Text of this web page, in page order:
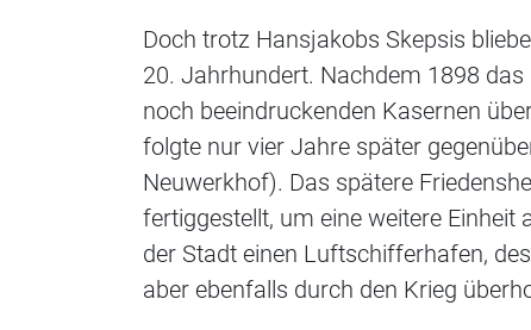
Doch trotz Hansjakobs Skepsis
20. Jahrhundert. Nachdem 1898
noch beeindruckenden Kasernen
folgte nur vier Jahre später
Neuwerkhof). Das spätere
fertiggestellt, um eine weitere
der Stadt einen Luftschifferhafen,
aber ebenfalls durch den Krieg